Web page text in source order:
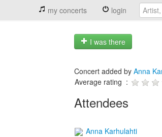
my concerts login
I was there
Concert added by Anna
Average rating :
Attendees
Anna Karhulahti